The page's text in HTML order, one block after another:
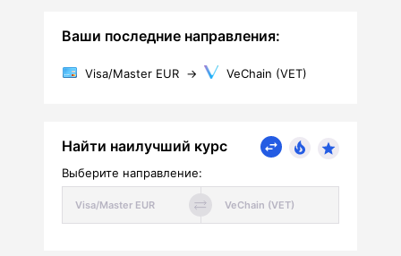
Ваши последние направления:
Visa/Master EUR → VeChain (VET)
Найти наилучший курс
Выберите направление: